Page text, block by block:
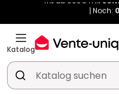
Noch:
Kauf-unique wird zu Vente-
Noch:
Katalog